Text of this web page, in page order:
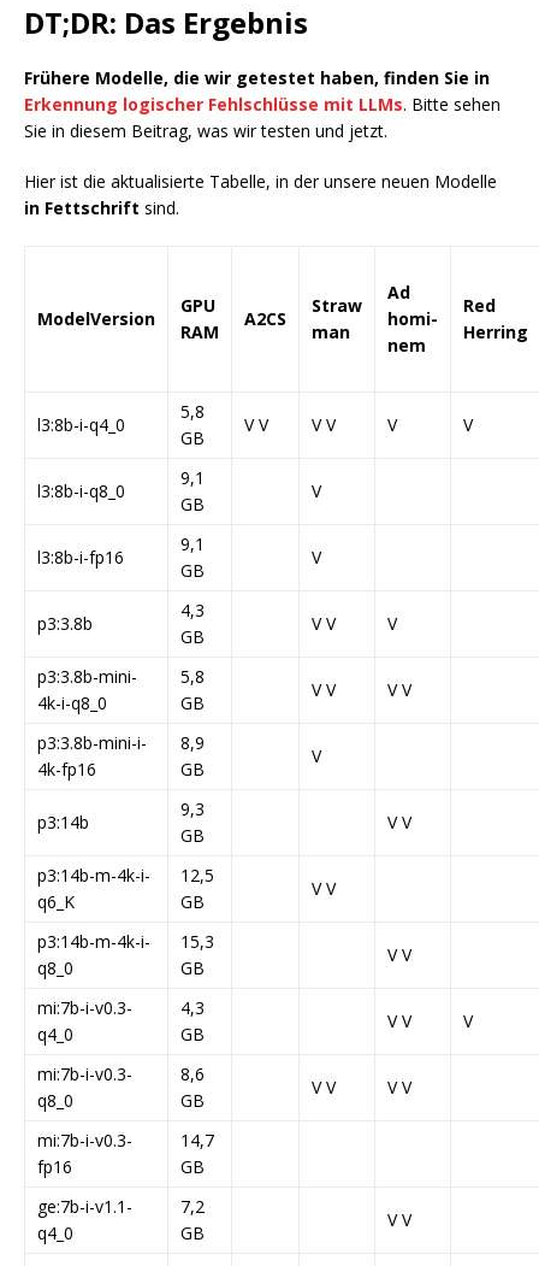
DT;DR: Das Ergebnis
Frühere Modelle, die wir getestet haben, finden Sie in
Erkennung logischer Fehlschlüsse mit LLMs. Bitte sehen
Sie in diesem Beitrag, was wir testen und jetzt.
Hier ist die aktualisierte Tabelle, in der unsere neuen Modelle
in Fettschrift sind.
ModelVersion
GPU
RAM
A2CS
Straw
man
Ad
homi-
nem
Red
Herring
l3:8b-i-q4_0
5,8
GB
V V V V V V
l3:8b-i-q8_0
9,1
GB
V
l3:8b-i-fp16
9,1
GB
V
p3:3.8b
4,3
GB
V V V
p3:3.8b-mini-
4k-i-q8_0
5,8
GB
V V V V
p3:3.8b-mini-i-
4k-fp16
8,9
GB
V
p3:14b
9,3
GB
V V
p3:14b-m-4k-i-
q6_K
12,5
GB
V V
p3:14b-m-4k-i-
q8_0
15,3
GB
V V
mi:7b-i-v0.3-
q4_0
4,3
GB
V V V
mi:7b-i-v0.3-
q8_0
8,6
GB
V V V V
mi:7b-i-v0.3-
fp16
14,7
GB
ge:7b-i-v1.1-
q4_0
7,2
GB
V V